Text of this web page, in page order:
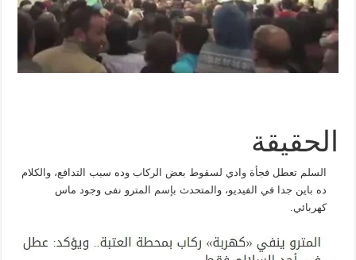
الحقيقة
السلم تعطل فجأة وادي لسقوط بعض الركاب وده سبب التدافع، والكلام
ده باين جدا في الفيديو، والمتحدث بإسم المترو نفى وجود ماس
كهربائي.